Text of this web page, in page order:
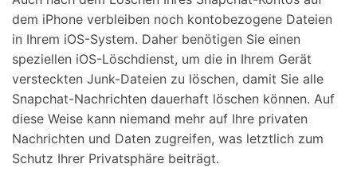
dem iPhone verbleiben noch kontobezogene Dateien
in Ihrem iOS-System. Daher benötigen Sie einen
speziellen iOS-Löschdienst, um die in Ihrem Gerät
versteckten Junk-Dateien zu löschen, damit Sie alle
Snapchat-Nachrichten dauerhaft löschen können. Auf
diese Weise kann niemand mehr auf Ihre privaten
Nachrichten und Daten zugreifen, was letztlich zum
Schutz Ihrer Privatsphäre beiträgt.